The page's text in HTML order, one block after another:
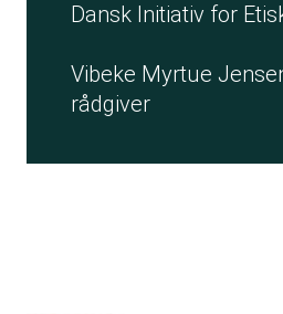
Dansk Initiativ for
Vibeke Myrtue
rådgiver